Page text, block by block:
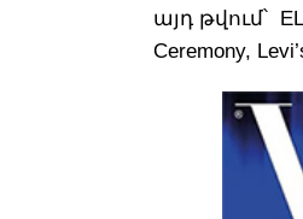
այդ թվում՝
Ceremony,